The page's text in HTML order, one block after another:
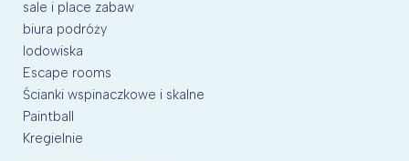
sale i place zabaw
biura podróży
lodowiska
Escape rooms
Ścianki wspinaczkowe i skalne
Paintball
Kregielnie